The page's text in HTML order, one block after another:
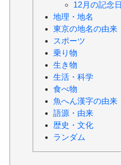
12月の記念日
地理・地名
東京の地名の由来
スポーツ
乗り物
生き物
生活・科学
食べ物
魚へん漢字の由来
語源・由来
歴史・文化
ランダム